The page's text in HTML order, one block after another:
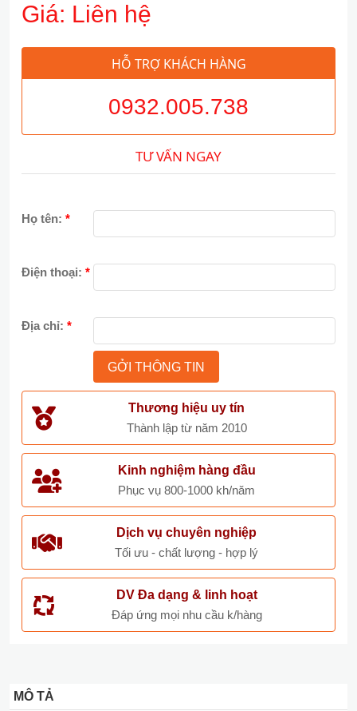
Giá: Liên hệ
HỖ TRỢ KHÁCH HÀNG
0932.005.738
TƯ VẤN NGAY
Họ tên: *
Điện thoại: *
Địa chỉ: *
Thương hiệu uy tín
Thành lập từ năm 2010
Kinh nghiệm hàng đầu
Phục vụ 800-1000 kh/năm
Dịch vụ chuyên nghiệp
Tối ưu - chất lượng - hợp lý
DV Đa dạng & linh hoạt
Đáp ứng mọi nhu cầu k/hàng
MÔ TẢ